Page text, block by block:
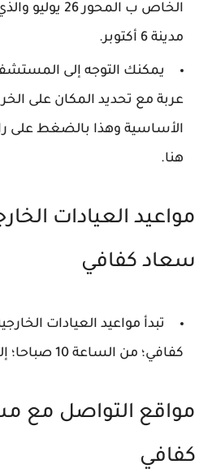
الخاص ب المحور
مدينة 6 أكتوبر.
يمكنك التوجه إلى
عربة مع تحديد المكان على
الأساسية وهذا بالضغط على
هنا.
مواعيد العيادات
سعاد كفافي
تبدأ مواعيد العيادات
كفافي؛ من الساعة 10 صباحا؛ إلي 10 مساء.
مواقع التواصل
كفافي